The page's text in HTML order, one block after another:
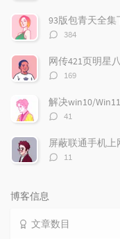
数：
93版包青天全集
评
数：
384
网传421页明星
评
数：
169
解决win10/
评
数：
41
屏蔽联通手机上
评
11
博客信息
文章数目